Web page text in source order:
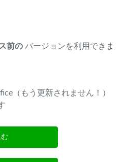
前の バージョンを利用できま
（もう更新されません！）